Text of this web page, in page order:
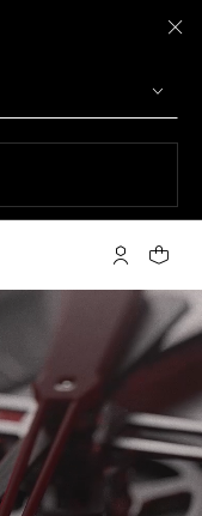
My TAG您的